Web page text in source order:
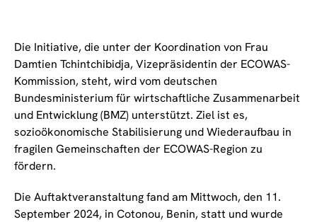
Die Initiative, die unter der Koordination von Frau
Damtien Tchintchibidja, Vizepräsidentin der ECOWAS-
Kommission, steht, wird vom deutschen
Bundesministerium für wirtschaftliche Zusammenarbeit
und Entwicklung (BMZ) unterstützt. Ziel ist es,
sozioökonomische Stabilisierung und Wiederaufbau in
fragilen Gemeinschaften der ECOWAS-Region zu
fördern.
Die Auftaktveranstaltung fand am Mittwoch, den 11.
September 2024, in Cotonou, Benin, statt und wurde